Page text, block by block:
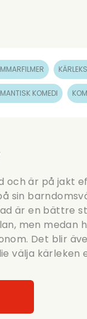
KOMEDI
och är på jakt
sin
är en bättre
men medan
Det blir
välja kärleken